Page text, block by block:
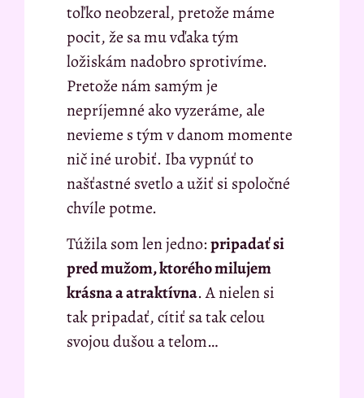
toľko neobzeral, pretože máme
pocit, že sa mu vďaka tým
ložiskám nadobro sprotivíme.
Pretože nám samým je
nepríjemné ako vyzeráme, ale
nevieme s tým v danom momente
nič iné urobiť. Iba vypnúť to
našťastné svetlo a užiť si spoločné
chvíle potme.
Túžila som len jedno:pripadať si
pred mužom, ktorého milujem
krásna a atraktívna. A nielen si
tak pripadať, cítiť sa tak celou
svojou dušou a telom…